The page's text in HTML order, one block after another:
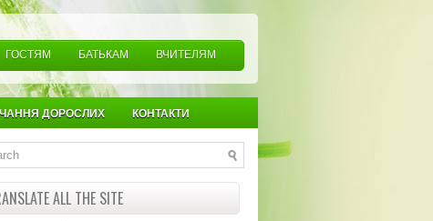
ГОСТЯМ БАТЬКАМ ВЧИТЕЛЯМ
ДОРОСЛИХ КОНТАКТИ
ALL THE SITE